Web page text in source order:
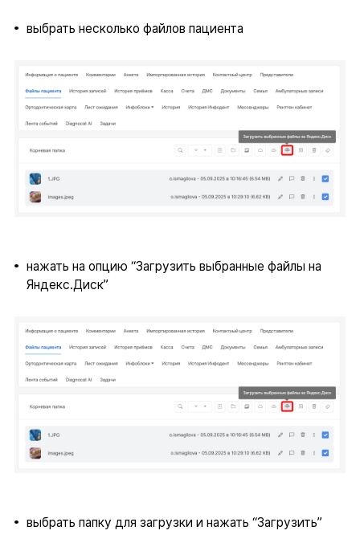
выбрать несколько файлов пациента
нажать на опцию “Загрузить выбранные файлы на
Яндекс.Диск”
выбрать папку для загрузки и нажать “Загрузить”